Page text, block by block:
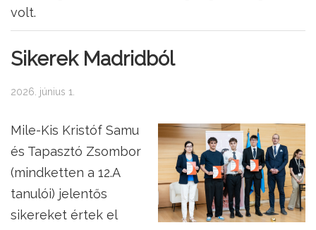
volt.
Sikerek Madridból
2026. június 1.
Mile-Kis Kristóf Samu
és Tapasztó Zsombor
(mindketten a 12.A
tanulói) jelentős
sikereket értek el